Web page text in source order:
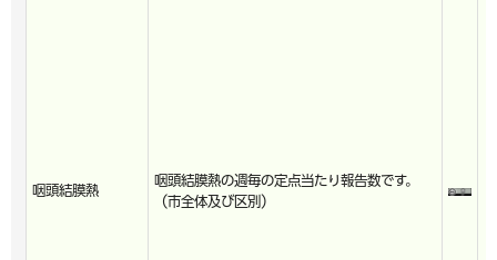
咽頭結膜熱
咽頭結膜熱の週毎の定点当たり報告数です。
（市全体及び区別）